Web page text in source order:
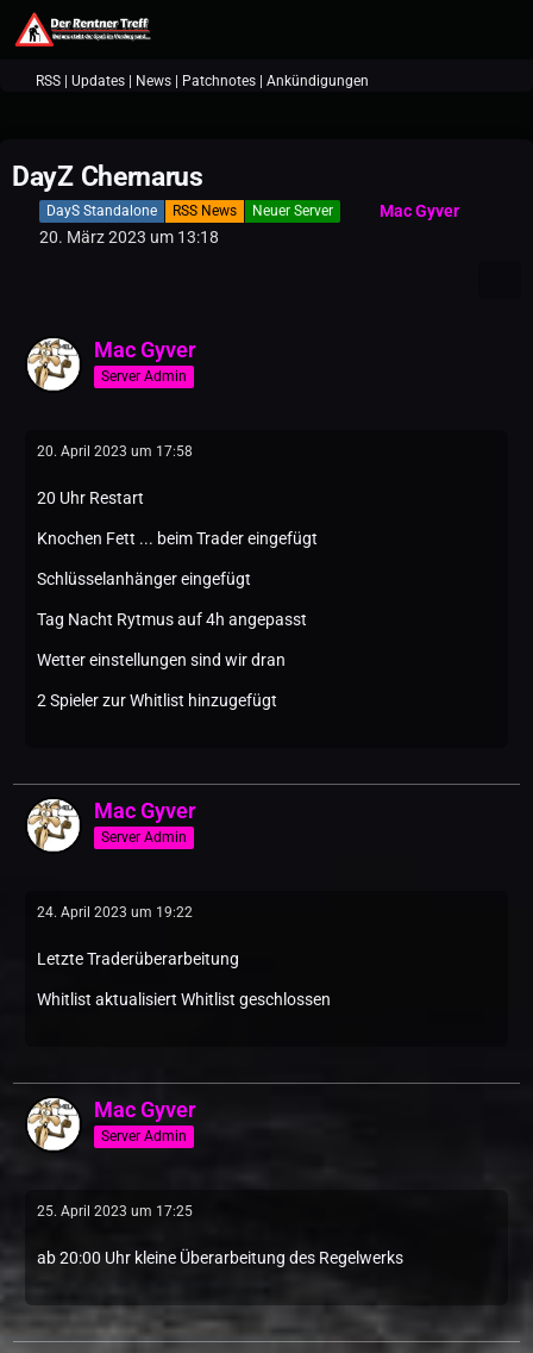
RSS | Updates | News | Patchnotes | Ankündigungen
DayZ Chernarus
DayS Standalone RSS News Neuer Server
Mac Gyver
20. März 2023 um 13:18
Mac Gyver
Server Admin
20. April 2023 um 17:58
20 Uhr Restart
Knochen Fett ... beim Trader eingefügt
Schlüsselanhänger eingefügt
Tag Nacht Rytmus auf 4h angepasst
Wetter einstellungen sind wir dran
2 Spieler zur Whitlist hinzugefügt
Mac Gyver
Server Admin
24. April 2023 um 19:22
Letzte Traderüberarbeitung
Whitlist aktualisiert Whitlist geschlossen
Mac Gyver
Server Admin
25. April 2023 um 17:25
ab 20:00 Uhr kleine Überarbeitung des Regelwerks